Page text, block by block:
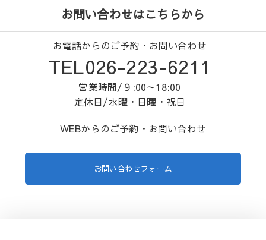
お問い合わせはこちらから
お電話からのご予約・お問い合わせ
TEL026-223-6211
営業時間/９:00～18:00
定休日/水曜・日曜・祝日
WEBからのご予約・お問い合わせ
お問い合わせフォーム